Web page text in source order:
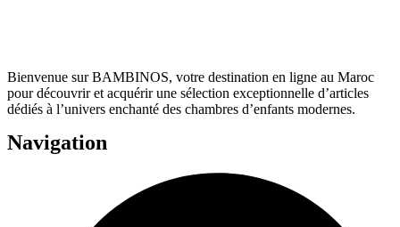
Bienvenue sur BAMBINOS, votre destination en ligne au Maroc
pour découvrir et acquérir une sélection exceptionnelle d’articles
dédiés à l’univers enchanté des chambres d’enfants modernes.
Navigation